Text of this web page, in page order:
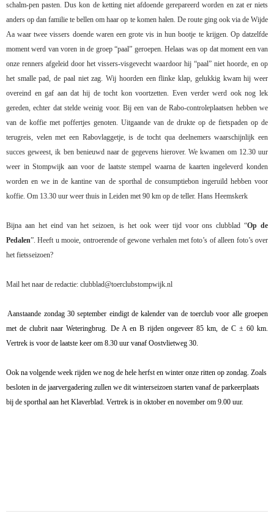
schalm-pen pasten. Dus kon de ketting niet afdoende gerepareerd worden en zat er niets
anders op dan familie te bellen om haar op te komen halen. De route ging ook via de Wijde
Aa waar twee vissers doende waren een grote vis in hun bootje te krijgen. Op datzelfde
moment werd van voren in de groep “paal” geroepen. Helaas was op dat moment een van
onze renners afgeleid door het vissers-visgevecht waardoor hij “paal” niet hoorde, en op
het smalle pad, de paal niet zag. Wij hoorden een flinke klap, gelukkig kwam hij weer
overeind en gaf aan dat hij de tocht kon voortzetten. Even verder werd ook nog lek
gereden, echter dat stelde weinig voor. Bij een van de Rabo-controleplaatsen hebben we
van de koffie met poffertjes genoten. Uitgaande van de drukte op de fietspaden op de
terugreis, velen met een Rabovlaggetje, is de tocht qua deelnemers waarschijnlijk een
succes geweest, ik ben benieuwd naar de gegevens hierover. We kwamen om 12.30 uur
weer in Stompwijk aan voor de laatste stempel waarna de kaarten ingeleverd konden
worden en we in de kantine van de sporthal de consumptiebon ingeruild hebben voor
koffie. Om 13.30 uur weer thuis in Leiden met 90 km op de teller. Hans Heemskerk
Bijna aan het eind van het seizoen, is het ook weer tijd voor ons clubblad “Op de
Pedalen”. Heeft u mooie, ontroerende of gewone verhalen met foto’s of alleen foto’s over
het fietsseizoen?
Mail het naar de redactie: clubblad@toerclubstompwijk.nl
Aanstaande zondag 30 september eindigt de kalender van de toerclub voor alle groepen
met de clubrit naar Weteringbrug. De A en B rijden ongeveer 85 km, de C ± 60 km.
Vertrek is voor de laatste keer om 8.30 uur vanaf Oostvlietweg 30.
Ook na volgende week rijden we nog de hele herfst en winter onze ritten op zondag. Zoals
besloten in de jaarvergadering zullen we dit winterseizoen starten vanaf de parkeerplaats
bij de sporthal aan het Klaverblad. Vertrek is in oktober en november om 9.00 uur.